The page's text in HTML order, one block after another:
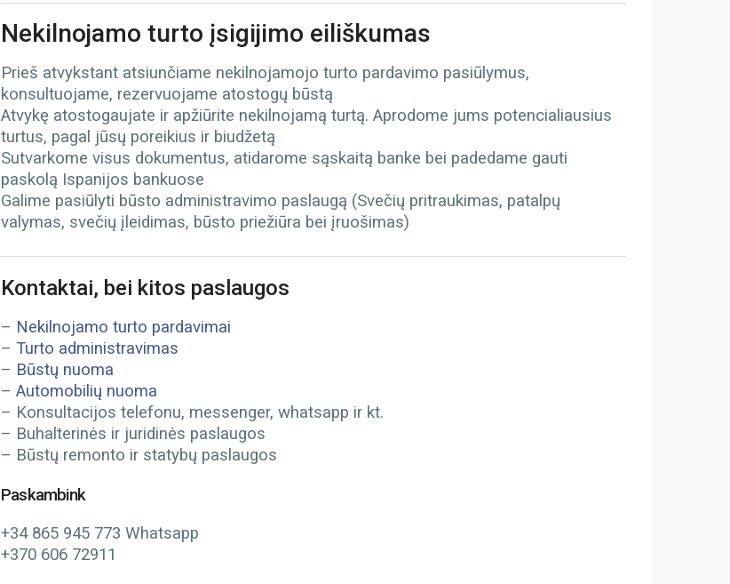
Nekilnojamo turto įsigijimo eiliškumas
Prieš atvykstant atsiunčiame nekilnojamojo turto pardavimo pasiūlymus,
konsultuojame, rezervuojame atostogų būstą
Atvykę atostogaujate ir apžiūrite nekilnojamą turtą. Aprodome jums potencialiausius
turtus, pagal jūsų poreikius ir biudžetą
Sutvarkome visus dokumentus, atidarome sąskaitą banke bei padedame gauti
paskolą Ispanijos bankuose
Galime pasiūlyti būsto administravimo paslaugą (Svečių pritraukimas, patalpų
valymas, svečių įleidimas, būsto priežiūra bei įruošimas)
Kontaktai, bei kitos paslaugos
– Nekilnojamo turto pardavimai
– Turto administravimas
– Būstų nuoma
– Automobilių nuoma
– Konsultacijos telefonu, messenger, whatsapp ir kt.
– Buhalterinės ir juridinės paslaugos
– Būstų remonto ir statybų paslaugos
Paskambink
+34 865 945 773 Whatsapp
+370 606 72911